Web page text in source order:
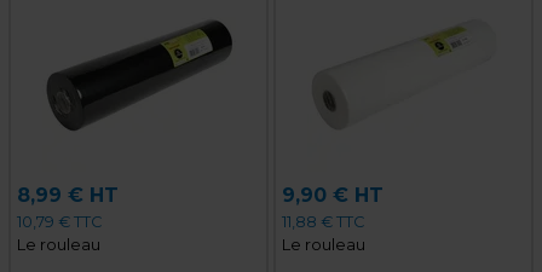
8,99 € HT
10,79 € TTC
Le rouleau
9,90 € HT
11,88 € TTC
Le rouleau